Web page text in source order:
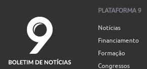
PLATAFORMA 9
Notícias
Financiamento
Formação
Congressos